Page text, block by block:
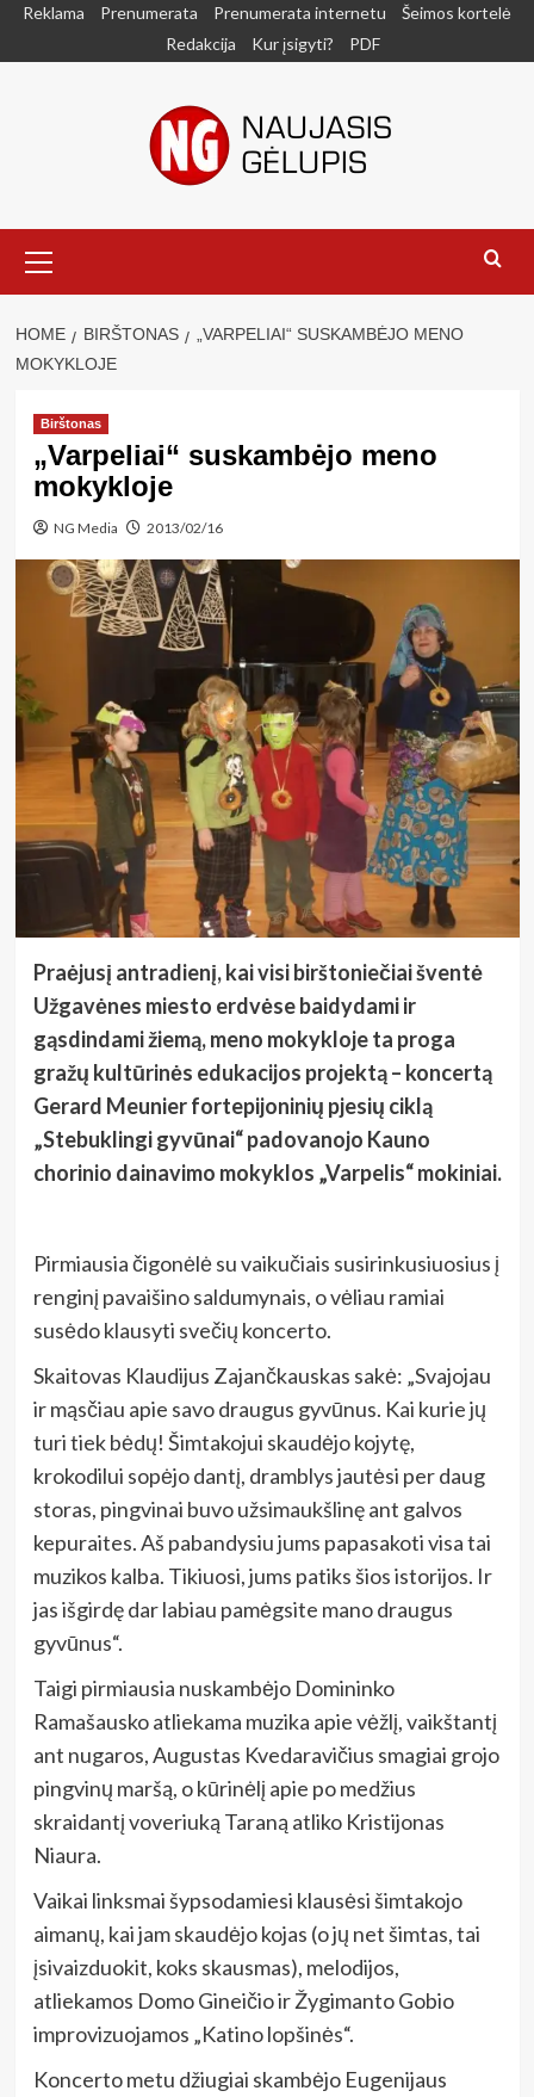
SkipReklama Prenumerata Prenumerata internetu
Šeimos kortelė
Redakcija
Kur įsigyti? PDF
Menu
HOME BIRŠTONAS
„VARPELIAI“ SUSKAMBĖJO MENO
MOKYKLOJE
Birštonas
„Varpeliai“ suskambėjo meno
mokykloje
NG Media 2013/02/16
Praėjusį antradienį, kai visi birštoniečiai šventė
Užgavėnes miesto erdvėse baidydami ir
gąsdindami žiemą, meno mokykloje ta proga
gražų kultūrinės edukacijos projektą – koncertą
Gerard Meunier fortepijoninių pjesių ciklą
„Stebuklingi gyvūnai“ padovanojo Kauno
chorinio dainavimo mokyklos „Varpelis“ mokiniai.
Pirmiausia čigonėlė su vaikučiais susirinkusiuosius į
renginį pavaišino saldumynais, o vėliau ramiai
susėdo klausyti svečių koncerto.
Skaitovas Klaudijus Zajančkauskas sakė: „Svajojau
ir mąsčiau apie savo draugus gyvūnus. Kai kurie jų
turi tiek bėdų! Šimtakojui skaudėjo kojytę,
krokodilui sopėjo dantį, dramblys jautėsi per daug
storas, pingvinai buvo užsimaukšlinę ant galvos
kepuraites. Aš pabandysiu jums papasakoti visa tai
muzikos kalba. Tikiuosi, jums patiks šios istorijos. Ir
jas išgirdę dar labiau pamėgsite mano draugus
gyvūnus“.
Taigi pirmiausia nuskambėjo Domininko
Ramašausko atliekama muzika apie vėžlį, vaikštantį
ant nugaros, Augustas Kvedaravičius smagiai grojo
pingvinų maršą, o kūrinėlį apie po medžius
skraidantį voveriuką Taraną atliko Kristijonas
Niaura.
Vaikai linksmai šypsodamiesi klausėsi šimtakojo
aimanų, kai jam skaudėjo kojas (o jų net šimtas, tai
įsivaizduokit, koks skausmas), melodijos,
atliekamos Domo Gineičio ir Žygimanto Gobio
improvizuojamos „Katino lopšinės“.
Koncerto metu džiugiai skambėjo Eugenijaus